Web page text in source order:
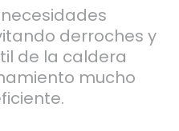
derroches y
de la caldera
mucho